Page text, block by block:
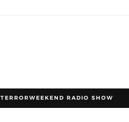
TERRORWEEKEND RADIO SHOW